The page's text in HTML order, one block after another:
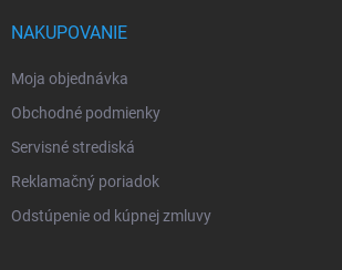
NAKUPOVANIE
Moja objednávka
Obchodné podmienky
Servisné strediská
Reklamačný poriadok
Odstúpenie od kúpnej zmluvy